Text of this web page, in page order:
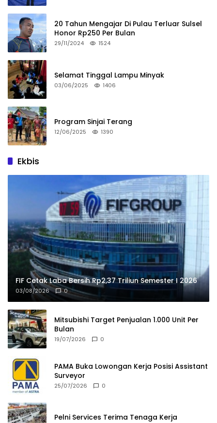
20 Tahun Mengajar Di Pulau Terluar Sulsel
Honor Rp250 Per Bulan
29/11/2024 1524
Selamat Tinggal Lampu Minyak
03/06/2025 1406
Program Sinjai Terang
12/06/2025 1390
Ekbis
FIF Cetak Laba Bersih Rp2,37 Triliun Semester I 2026
03/08/2026 0
Mitsubishi Target Penjualan 1.000 Unit Per
Bulan
19/07/2026 0
PAMA Buka Lowongan Kerja Posisi Assistant
Surveyor
25/07/2026 0
Pelni Services Terima Tenaga Kerja